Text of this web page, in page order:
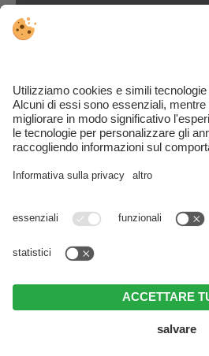
FAQS
Part. IVA IT03184510216 . CIN: